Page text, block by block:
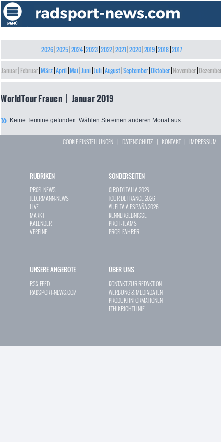
2026| 2025| 2024| 2023| 2022| 2021 2020| 2019| 2018| 2017
Januar Februar März April Mai Juni Juli August September Oktober November Dezember
WorldTour Frauen | Januar 2019
Keine Termine gefunden. Wählen Sie einen anderen Monat aus.
COOKIE EINSTELLUNGEN | DATENSCHUTZ | KONTAKT| IMPRESSUM
RUBRIKEN
PROFI-NEWS
JEDERMANN-NEWS
LIVE
MARKT
KALENDER
VEREINE
SONDERSEITEN
GIRO D`ITALIA 2026
TOUR DE FRANCE 2026
VUELTA A ESPAÑA 2026
RENNERGEBNISSE
PROFI-TEAMS
PROFI-FAHRER
UNSERE ANGEBOTE
RSS-FEED
RADSPORT-NEWS.COM
ÜBER UNS
KONTAKT ZUR REDAKTION
WERBUNG & MEDIADATEN
PRODUKTINFORMATIONEN
ETHIKRICHTLINIE